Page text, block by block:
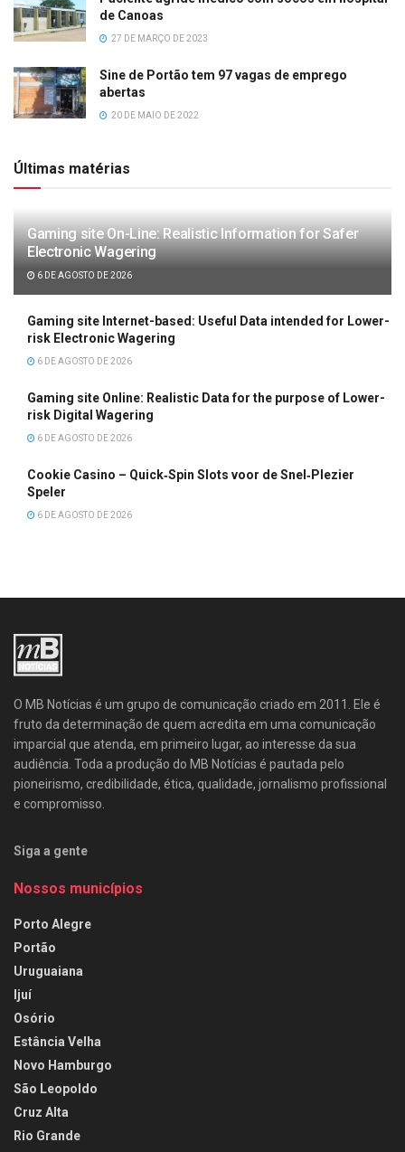
de Canoas
27 DE MARÇO DE 2023
Sine de Portão tem 97 vagas de emprego
abertas
20 DE MAIO DE 2022
Últimas matérias
Gaming site On-Line: Realistic Information for Safer
Electronic Wagering
6 DE AGOSTO DE 2026
Gaming site Internet-based: Useful Data intended for Lower-
risk Electronic Wagering
6 DE AGOSTO DE 2026
Gaming site Online: Realistic Data for the purpose of Lower-
risk Digital Wagering
6 DE AGOSTO DE 2026
Cookie Casino – Quick‑Spin Slots voor de Snel‑Plezier
Speler
6 DE AGOSTO DE 2026
O MB Notícias é um grupo de comunicação criado em 2011. Ele é
fruto da determinação de quem acredita em uma comunicação
imparcial que atenda, em primeiro lugar, ao interesse da sua
audiência. Toda a produção do MB Notícias é pautada pelo
pioneirismo, credibilidade, ética, qualidade, jornalismo profissional
e compromisso.
Siga a gente
Nossos municípios
Porto Alegre
Portão
Uruguaiana
Ijuí
Osório
Estância Velha
Novo Hamburgo
São Leopoldo
Cruz Alta
Rio Grande